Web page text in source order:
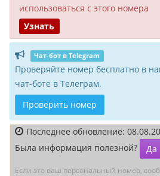
исполь­зоваться с этого номера
Узнать
Чат-бот в Telegram
Проверяйте номер бесплатно в
чат-боте в Телеграм.
Проверить номер
Последнее обновление:
Была информация полезной?
Да
Если это ваш персональный номер,